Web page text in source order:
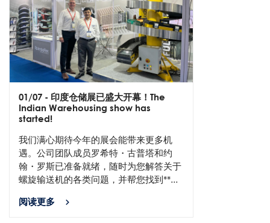
01/07 - 印度仓储展已盛大开幕！The
Indian Warehousing show has
started!
我们满心期待今年的展会能带来更多机
遇。公司团队成员罗希特・古普塔和约
翰・罗斯已准备就绪，随时为您解答关于
螺旋输送机的各类问题，并帮您找到**...
阅读更多